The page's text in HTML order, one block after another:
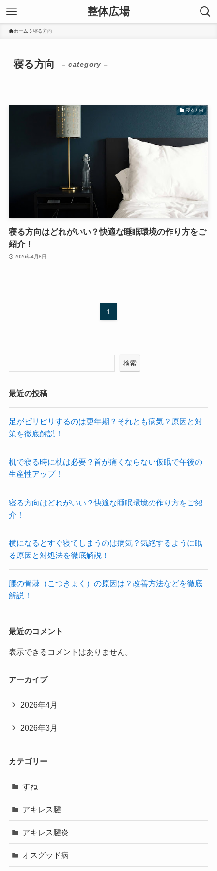
整体広場
ホーム 寝る方向
寝る方向 – category –
寝る方向
寝る方向はどれがいい？快適な睡眠環境の作り方をご
紹介！
2026年4月8日
1
検索
最近の投稿
足がピリピリするのは更年期？それとも病気？原因と対
策を徹底解説！
机で寝る時に枕は必要？首が痛くならない仮眠で午後の
生産性アップ！
寝る方向はどれがいい？快適な睡眠環境の作り方をご紹
介！
横になるとすぐ寝てしまうのは病気？気絶するように眠
る原因と対処法を徹底解説！
腰の骨棘（こつきょく）の原因は？改善方法などを徹底
解説！
最近のコメント
表示できるコメントはありません。
アーカイブ
2026年4月
2026年3月
カテゴリー
すね
アキレス腱
アキレス腱炎
オスグッド病